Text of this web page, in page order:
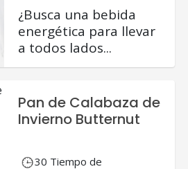
¿Busca una bebida
energética para llevar
a todos lados...
Pan de Calabaza de
Invierno Butternut
30 Tiempo de